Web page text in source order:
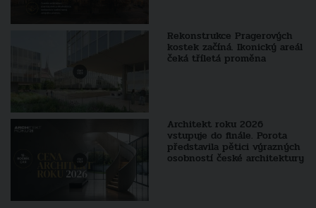
Rekonstrukce Pragerových
kostek začíná. Ikonický areál
čeká tříletá proměna
Architekt roku 2026
vstupuje do finále. Porota
představila pětici výrazných
osobností české architektury